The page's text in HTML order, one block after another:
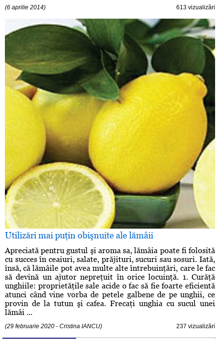
(6 aprilie 2014) 613 vizualizări
Utilizări mai puţin obişnuite ale lămâii
Apreciată pentru gustul şi aroma sa, lămâia poate fi folosită
cu succes în ceaiuri, salate, prăjituri, sucuri sau sosuri. Iată,
însă, că lămâile pot avea multe alte întrebuinţări, care le fac
să devină un ajutor nepreţuit în orice locuinţă. 1. Curăţă
unghiile: proprietăţile sale acide o fac să fie foarte eficientă
atunci când vine vorba de petele galbene de pe unghii, ce
provin de la tutun şi cafea. Frecaţi unghia cu sucul unei
lămâi ...
(29 februarie 2020 - Cristina IANCU) 237 vizualizări